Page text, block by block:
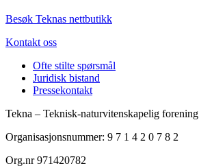
Besøk Teknas nettbutikk
Kontakt oss
Ofte stilte spørsmål
Juridisk bistand
Pressekontakt
Tekna – Teknisk-naturvitenskapelig forening
Organisasjonsnummer: 9 7 1 4 2 0 7 8 2
Org.nr 971420782